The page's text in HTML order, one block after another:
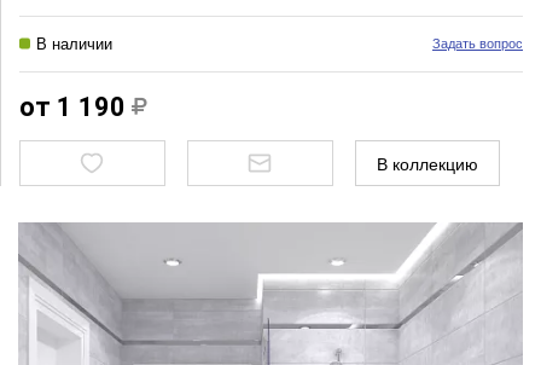
В наличии Задать вопрос
от 1 190
В коллекцию